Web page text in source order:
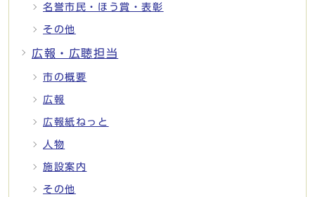
名誉市民・ほう賞・表彰
その他
広報・広聴担当
市の概要
広報
広報紙ねっと
人物
施設案内
その他